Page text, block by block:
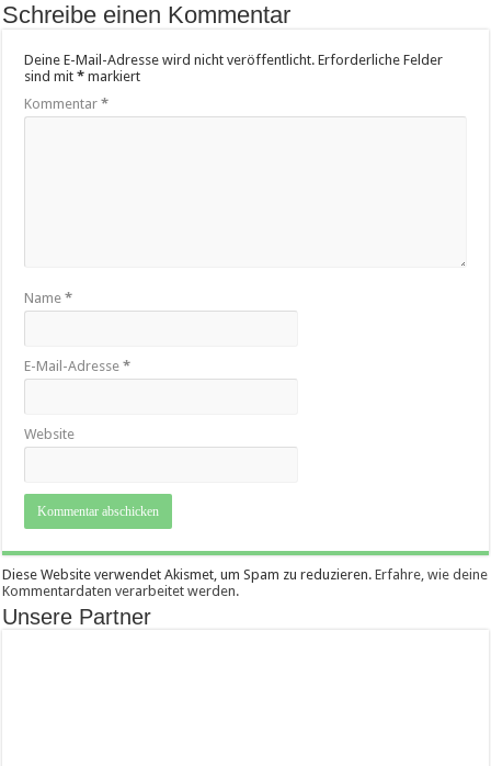
Schreibe einen Kommentar
Deine E-Mail-Adresse wird nicht veröffentlicht. Erforderliche Felder
sind mit* markiert
Kommentar*
Name*
E-Mail-Adresse*
Website
Diese Website verwendet Akismet, um Spam zu reduzieren.Erfahre, wie deine
Kommentardaten verarbeitet werden.
Unsere Partner